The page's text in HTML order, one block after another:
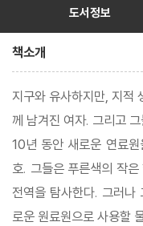
도서정보
책소개
지구와 유사하지만, 지적
께 남겨진 여자. 그리고
10년 동안 새로운 연료
호. 그들은 푸른색의 작
전역을 탐사한다. 그러나
로운 원료원으로 사용할